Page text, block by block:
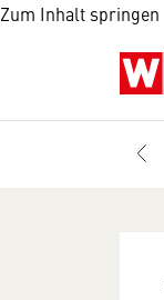
Zum Inhalt springen